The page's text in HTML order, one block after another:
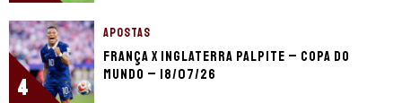
4
APOSTAS
França x Inglaterra palpite – Copa do
Mundo – 18/07/26